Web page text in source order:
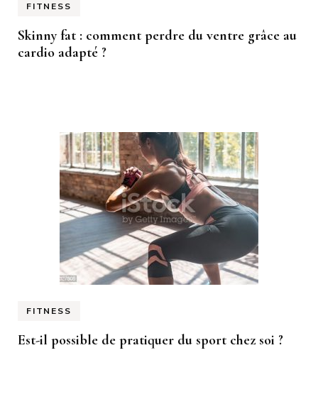
FITNESS
Skinny fat : comment perdre du ventre grâce au
cardio adapté ?
FITNESS
Est-il possible de pratiquer du sport chez soi ?